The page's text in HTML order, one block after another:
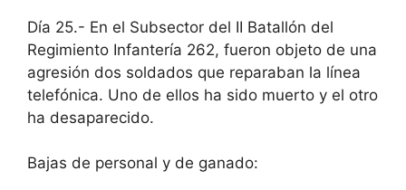
Día 25.- En el Subsector del II Batallón del
Regimiento Infantería 262, fueron objeto de una
agresión dos soldados que reparaban la línea
telefónica. Uno de ellos ha sido muerto y el otro
ha desaparecido.
Bajas de personal y de ganado: